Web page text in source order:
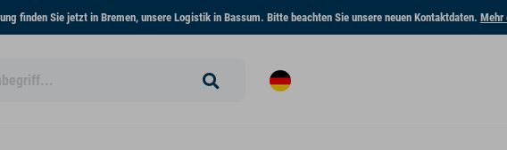
finden Sie jetzt in Bremen, unsere Logistik in Bassum. Bitte beachten Sie unsere neuen Kontaktdaten. Mehr